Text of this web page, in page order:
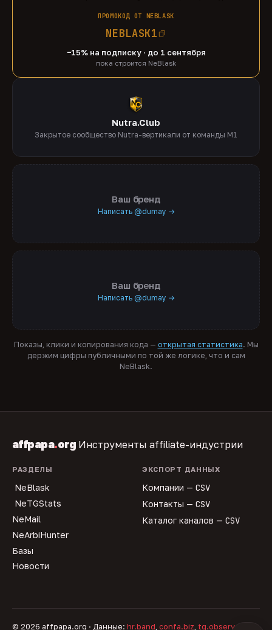
ПРОМОКОД ОТ NEBLASK
NEBLASK1
−15% на подписку · до 1 сентября
пока строится NeBlask
Nutra.Club
Закрытое сообщество Nutra-вертикали от команды M1
Ваш бренд
Написать @dumay →
Ваш бренд
Написать @dumay →
Показы, клики и копирования кода — открытая статистика. Мы
держим цифры публичными по той же логике, что и сам
NeBlask.
affpapa.org Инструменты affiliate-индустрии
РАЗДЕЛЫ
NeBlask
NeTGStats
NeMail
NeArbiHunter
Базы
Новости
ЭКСПОРТ ДАННЫХ
Компании — CSV
Контакты — CSV
Каталог каналов — CSV
© 2026 affpapa.org · Данные: hr.band confa.biz tg.observer